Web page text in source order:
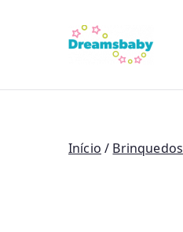
Início / Brinquedos